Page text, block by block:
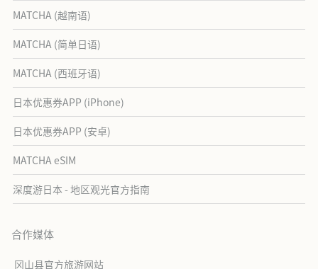
MATCHA (越南语)
MATCHA (简单日语)
MATCHA (西班牙语)
日本优惠券APP (iPhone)
日本优惠券APP (安卓)
MATCHA eSIM
深度游日本 - 地区观光官方指南
合作媒体
冈山县官方旅游网站